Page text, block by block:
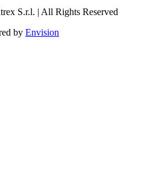
S.r.l. | All Rights Reserved
by Envision